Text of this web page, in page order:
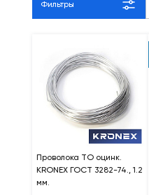
Фильтры
Проволока ТО оцинк.
KRONEX ГОСТ 3282-74., 1.2
мм.